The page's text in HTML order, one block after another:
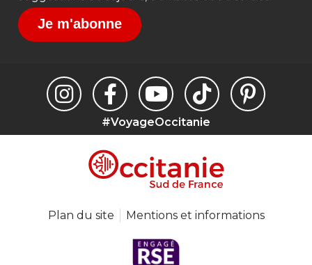
Je m'abonne
#VoyageOccitanie
Plan du site Mentions et informations